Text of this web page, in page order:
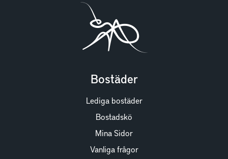
Bostäder
Lediga bostäder
Bostadskö
Mina Sidor
Vanliga frågor